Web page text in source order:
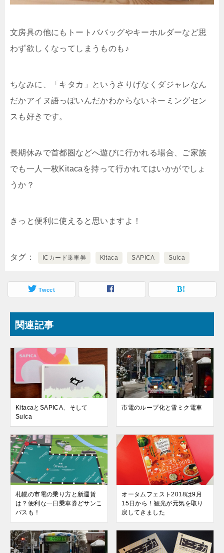
文房具の他にもトートババッグやキーホルダーなど思
わず欲しくなってしまうものも♪
ちなみに、「キタカ」というさりげなくダジャレなん
だかアイヌ語っぽいんだかわからないネーミングセン
スも好きです。
長期休みで首都圏などへ遊びに行かれる場合、ご家族
でも一人一枚Kitacaを持って行かれてはいかがでしょ
うか？
きっと便利に使えると思いますよ！
タグ ICカード乗車券 Kitaca SAPICA Suica
Tweet
関連記事
KitacaとSAPICA、そして
Suica
市電のループ化と雪ミク電車
札幌の市電の乗り方と新運賃
は？便利な一日乗車券どサンこ
パスも！
オータムフェスト2018は9月
15日から！観光が元気を取り
戻してきました